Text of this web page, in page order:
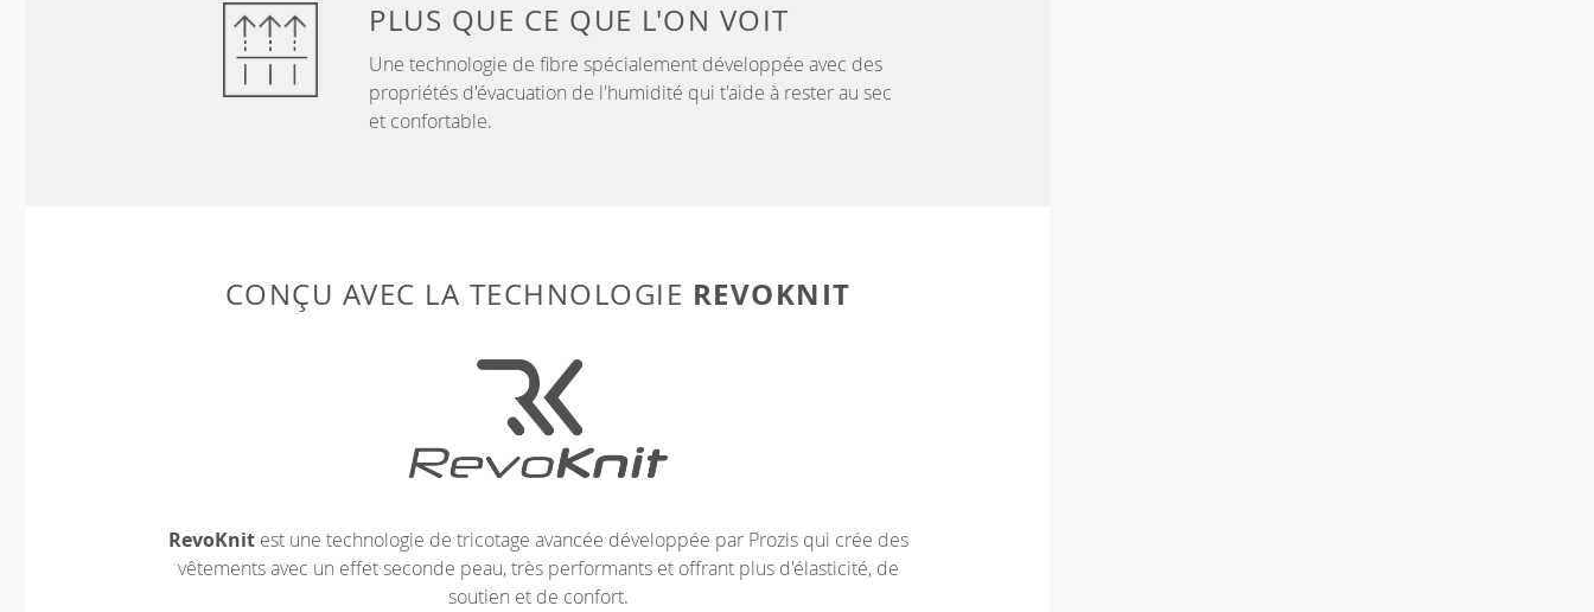
PLUS QUE CE QUE L'ON VOIT
Une technologie de fibre spécialement développée avec des
propriétés d'évacuation de l'humidité qui t'aide à rester au sec
et confortable.
CONÇU AVEC LA TECHNOLOGIE REVOKNIT
RevoKnitest une technologie de tricotage avancée développée par Prozis qui crée des
vêtements avec un effet seconde peau, très performants et offrant plus d'élasticité, de
soutien et de confort.